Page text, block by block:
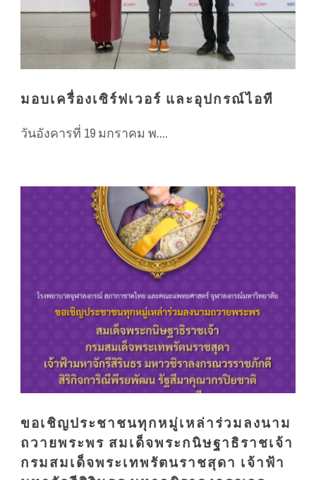
มอบเครื่องเซิร์ฟเวอร์ และอุปกรณ์ไอที
วันอังคารที่ 19 มกราคม พ....
ขอเชิญประชาชนทุกหมู่เหล่าร่วมลงนาม
ถวายพระพร สมเด็จพระกนิษฐาธิราชเจ้า
กรมสมเด็จพระเทพรัตนราชสุดา เจ้าฟ้า